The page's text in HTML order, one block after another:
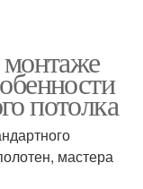
монтаже
потолка
мастера